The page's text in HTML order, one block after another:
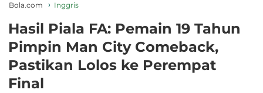
Bola.com Inggris
Hasil Piala FA: Pemain 19 Tahun
Pimpin Man City Comeback,
Pastikan Lolos ke Perempat
Final